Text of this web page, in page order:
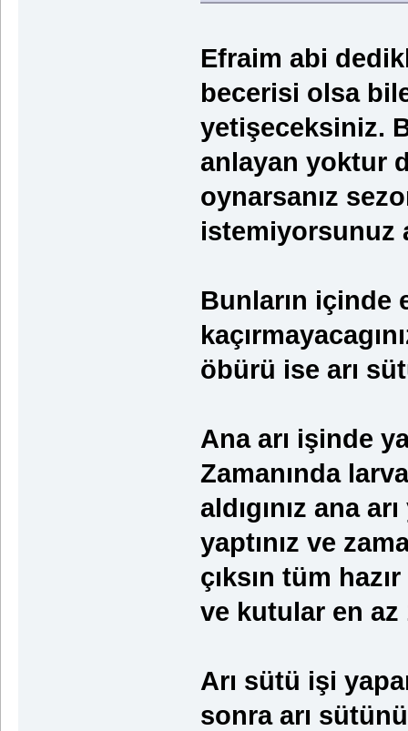
Efraim abi
becerisi olsa
yetişeceksiniz.
anlayan yoktur
oynarsanız
istemiyorsunuz
Bunların içinde
öbürü ise arı
Ana arı işinde
Zamanında
aldıgınız ana
yaptınız ve
çıksın tüm
ve kutular en
Arı sütü işi
sonra arı